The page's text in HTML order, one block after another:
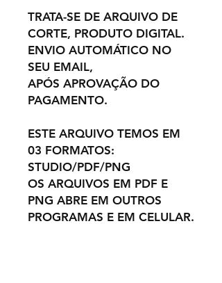
TRATA-SE DE ARQUIVO DE
CORTE, PRODUTO DIGITAL.
ENVIO AUTOMÁTICO NO
SEU EMAIL,
APÓS APROVAÇÃO DO
PAGAMENTO.
ESTE ARQUIVO TEMOS EM
03 FORMATOS:
STUDIO/PDF/PNG
OS ARQUIVOS EM PDF E
PNG ABRE EM OUTROS
PROGRAMAS E EM CELULAR.